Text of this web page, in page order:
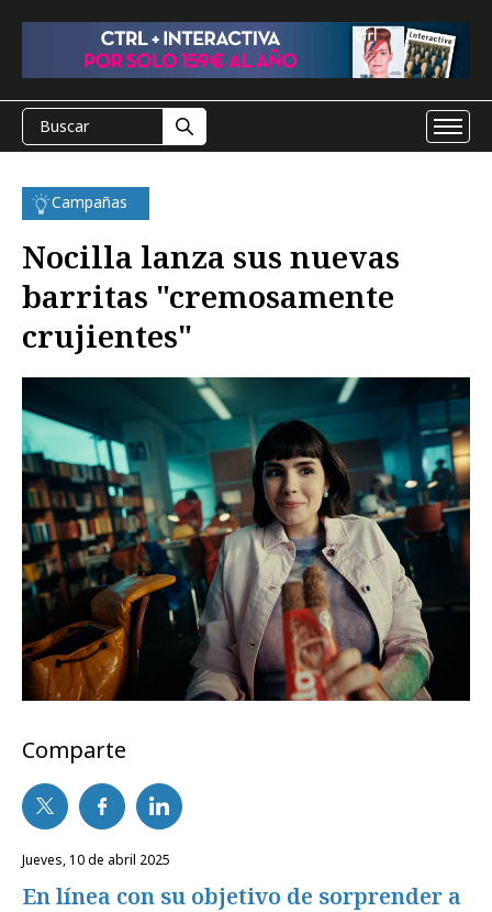
Campañas
Nocilla lanza sus nuevas
barritas "cremosamente
crujientes"
Comparte
jueves, 10 de abril 2025
En línea con su objetivo de sorprender a